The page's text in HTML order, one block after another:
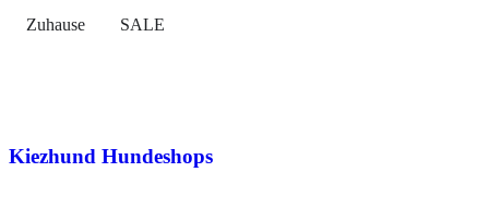
Zuhause SALE
Kiezhund Hundeshops